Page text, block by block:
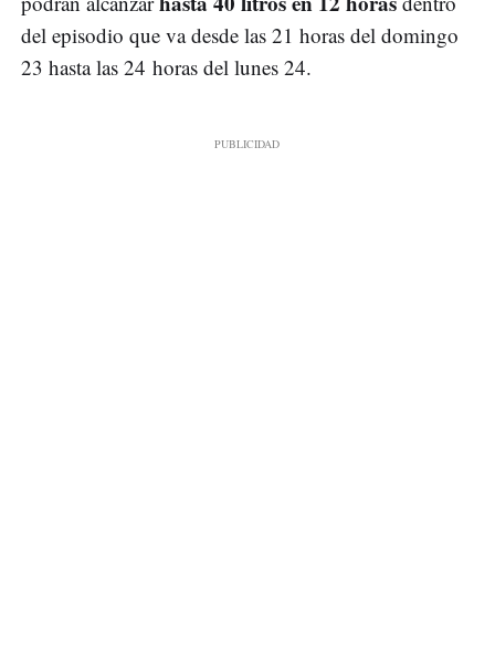
del episodio que va desde las 21 horas del domingo
23 hasta las 24 horas del lunes 24.